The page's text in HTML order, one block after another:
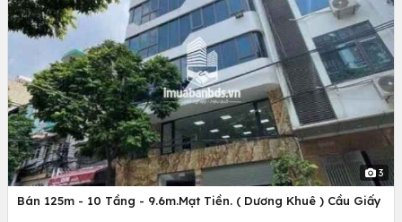
3
Bán 125m - 10 Tầng - 9.6m.Mạt Tiền. ( Dương Khuê ) Cầu Giấy